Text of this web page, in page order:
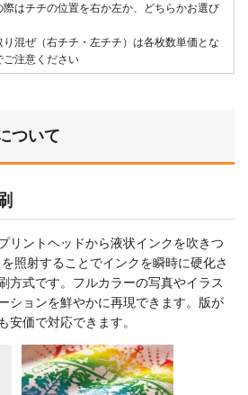
はチチの位置を右か左か、どちらかお選び
混ぜ（右チチ・左チチ）は各枚数単価とな
ご注意ください
ついて
リントヘッドから液状インクを吹きつ
照射することでインクを瞬時に硬化さ
方式です。フルカラーの写真やイラス
ションを鮮やかに再現できます。版が
安価で対応できます。